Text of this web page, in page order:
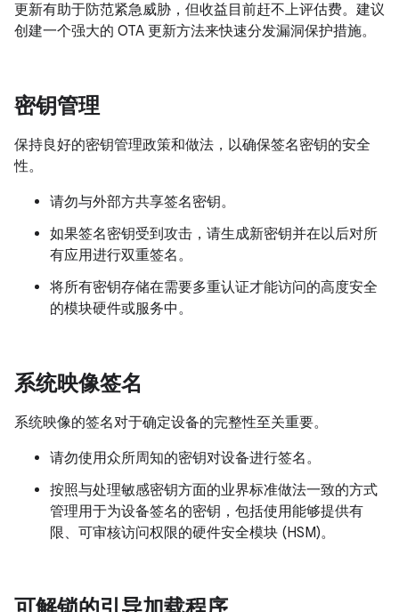
更新有助于防范紧急威胁，但收益目前赶不上评估费。建议
创建一个强大的 OTA 更新方法来快速分发漏洞保护措施。
密钥管理
保持良好的密钥管理政策和做法，以确保签名密钥的安全
性。
请勿与外部方共享签名密钥。
如果签名密钥受到攻击，请生成新密钥并在以后对所
有应用进行双重签名。
将所有密钥存储在需要多重认证才能访问的高度安全
的模块硬件或服务中。
系统映像签名
系统映像的签名对于确定设备的完整性至关重要。
请勿使用众所周知的密钥对设备进行签名。
按照与处理敏感密钥方面的业界标准做法一致的方式
管理用于为设备签名的密钥，包括使用能够提供有
限、可审核访问权限的硬件安全模块 (HSM)。